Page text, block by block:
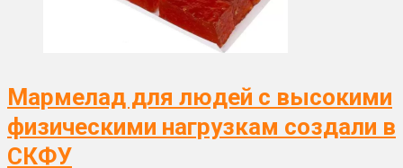
Мармелад для людей с высокими
физическими нагрузкам создали в
СКФУ